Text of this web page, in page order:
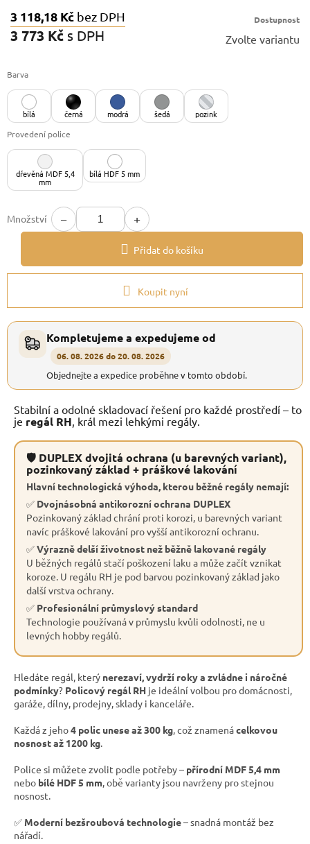
3 118,18 Kč bez DPH
3 773 Kč s DPH
Dostupnost
Zvolte variantu
Barva
bílá černá modrá šedá
pozink
Provedení police
dřevěná MDF 5,4
mm
bílá HDF 5 mm
Množství − +
Přidat do košíku
Koupit nyní
Kompletujeme a expedujeme od
06. 08. 2026 do 20. 08. 2026
Objednejte a expedice proběhne v tomto období.
Stabilní a odolné skladovací řešení pro každé prostředí – to
je regál RH , král mezi lehkými regály.
🛡 DUPLEX dvojitá ochrana (u barevných variant),
pozinkovaný základ + práškové lakování
Hlavní technologická výhoda, kterou běžné regály nemají:
✅ Dvojnásobná antikorozní ochrana DUPLEX
Pozinkovaný základ chrání proti korozi, u barevných variant
navíc práškové lakování pro vyšší antikorozní ochranu.
✅Výrazně delší životnost než běžně lakované regály
U běžných regálů stačí poškození laku a může začít vznikat
koroze. U regálu RH je pod barvou pozinkovaný základ jako
další vrstva ochrany.
✅ Profesionální průmyslový standard
Technologie používaná v průmyslu kvůli odolnosti, ne u
levných hobby regálů.
Hledáte regál, který nerezaví, vydrží roky a zvládne i náročné
podmínky? Policový regál RH je ideální volbou pro domácnosti,
garáže, dílny, prodejny, sklady i kanceláře.
Každá z jeho4 polic unese až 300 kg, což znamenácelkovou
nosnost až 1200 kg.
Police si můžete zvolit podle potřeby – přírodní MDF 5,4 mm
nebo bílé HDF 5 mm, obě varianty jsou navrženy pro stejnou
nosnost.
✅ Moderní bezšroubová technologie– snadná montáž bez
nářadí.